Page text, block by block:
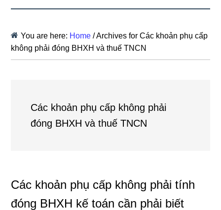
You are here: Home /Archives for Các khoản phụ cấp
không phải đóng BHXH và thuế TNCN
Các khoản phụ cấp không phải
đóng BHXH và thuế TNCN
Các khoản phụ cấp không phải tính
đóng BHXH kế toán cần phải biết